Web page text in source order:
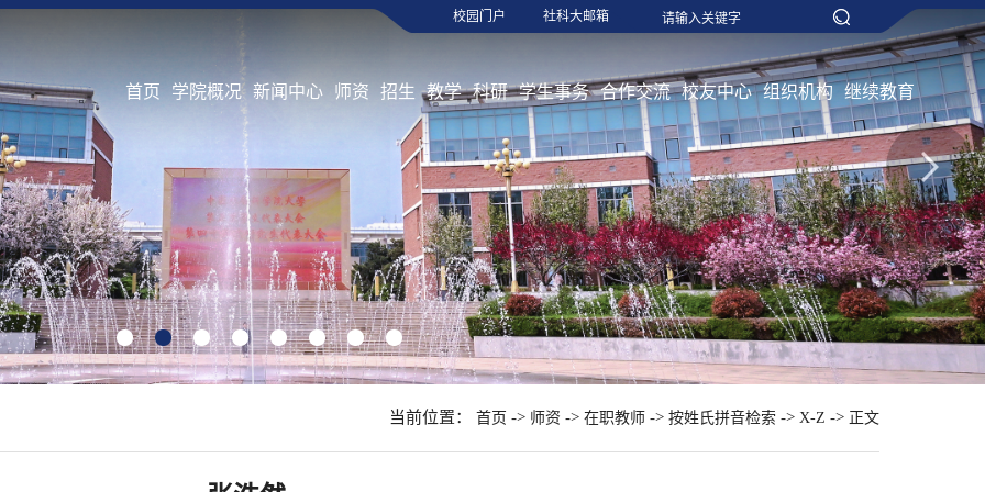
校园门户 社科大邮箱
首页 学院概况 新闻中心 师资 招生 教学 科研 学生事务 合作交流 校友中心 组织机构 继续教育
1 2 3 4 5 6 7 8
当前位置： 首页 -> 师资 -> 在职教师 -> 按姓氏拼音检索 -> X-Z -> 正文